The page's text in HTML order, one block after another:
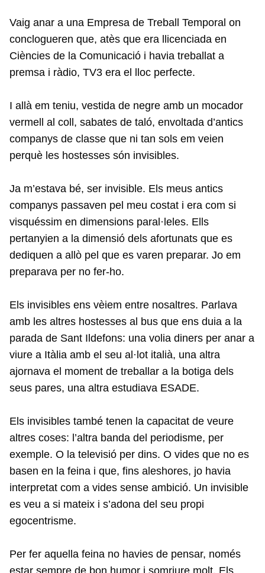
Vaig anar a una Empresa de Treball Temporal on
conclogueren que, atès que era llicenciada en
Ciències de la Comunicació i havia treballat a
premsa i ràdio, TV3 era el lloc perfecte.
I allà em teniu, vestida de negre amb un mocador
vermell al coll, sabates de taló, envoltada d’antics
companys de classe que ni tan sols em veien
perquè les hostesses són invisibles.
Ja m’estava bé, ser invisible. Els meus antics
companys passaven pel meu costat i era com si
visquéssim en dimensions paral·leles. Ells
pertanyien a la dimensió dels afortunats que es
dediquen a allò pel que es varen preparar. Jo em
preparava per no fer-ho.
Els invisibles ens vèiem entre nosaltres. Parlava
amb les altres hostesses al bus que ens duia a la
parada de Sant Ildefons: una volia diners per anar a
viure a Itàlia amb el seu al·lot italià, una altra
ajornava el moment de treballar a la botiga dels
seus pares, una altra estudiava ESADE.
Els invisibles també tenen la capacitat de veure
altres coses: l’altra banda del periodisme, per
exemple. O la televisió per dins. O vides que no es
basen en la feina i que, fins aleshores, jo havia
interpretat com a vides sense ambició. Un invisible
es veu a si mateix i s’adona del seu propi
egocentrisme.
Per fer aquella feina no havies de pensar, només